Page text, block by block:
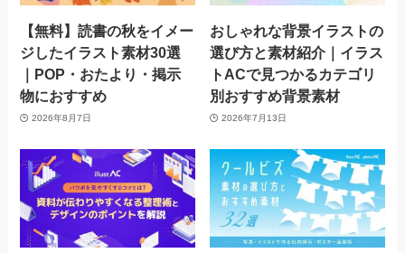
【無料】読書の秋をイメー
ジしたイラスト素材30選
｜POP・おたより・掲示
物におすすめ
2026年8月7日
おしゃれな背景イラストの
選び方と素材紹介｜イラス
トACで見つかるカテゴリ
別おすすめ背景素材
2026年7月13日